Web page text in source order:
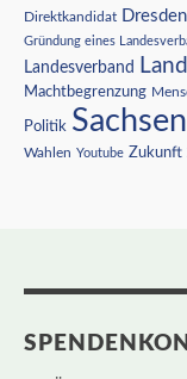
Direktkandidat Dresden
Gründung eines
Landesverband
Machtbegrenzung
Politik Sachsen
Wahlen Youtube Zukunft